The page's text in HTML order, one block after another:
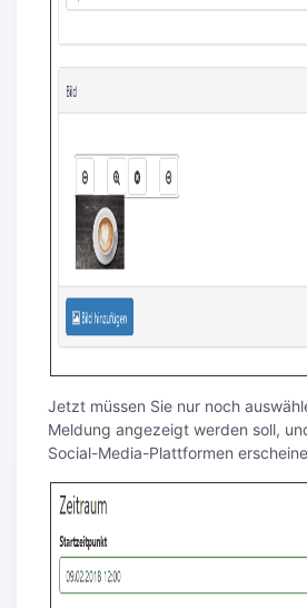
Jetzt müssen Sie nur noch
Meldung angezeigt werden soll,
Social-Media-Plattformen